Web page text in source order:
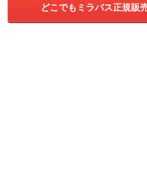
どこでもミラバス正規販